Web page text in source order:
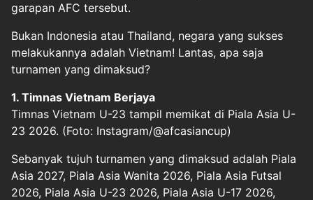
garapan AFC tersebut.
Bukan Indonesia atau Thailand, negara yang sukses
melakukannya adalah Vietnam! Lantas, apa saja
turnamen yang dimaksud?
1. Timnas Vietnam Berjaya
Timnas Vietnam U-23 tampil memikat di Piala Asia U-
23 2026. (Foto: Instagram/@afcasiancup)
Sebanyak tujuh turnamen yang dimaksud adalah Piala
Asia 2027, Piala Asia Wanita 2026, Piala Asia Futsal
2026, Piala Asia U-23 2026, Piala Asia U-17 2026,